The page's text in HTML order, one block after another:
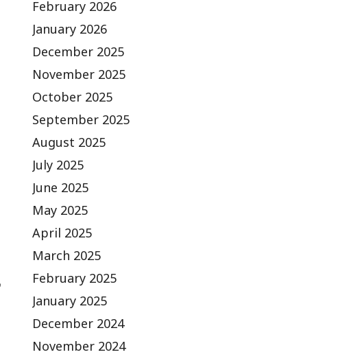
February 2026
January 2026
December 2025
November 2025
October 2025
September 2025
August 2025
July 2025
June 2025
May 2025
April 2025
March 2025
February 2025
January 2025
December 2024
November 2024